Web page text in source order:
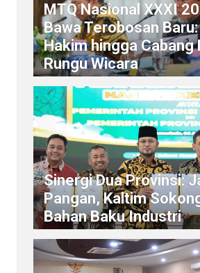
MTQ Nasional XXXI
Bawa Terobosan
Hakim hingga Cabang
Rungu Wicara
Sinergi Dua Provinsi:
Pangan, Kaltim
Bahan Baku Industri